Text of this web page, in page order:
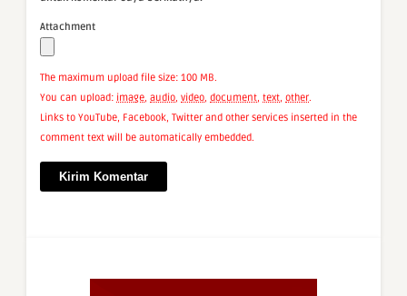
Attachment
The maximum upload file size: 100 MB.
You can upload: image, audio, video, document, text, other.
Links to YouTube, Facebook, Twitter and other services inserted in the
comment text will be automatically embedded.